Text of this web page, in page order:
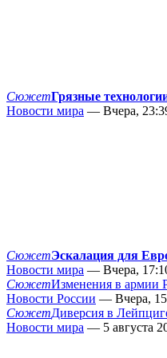
СюжетГрязные
Новости мира — Вчера,
СюжетЭскалация для
Новости мира — Вчера,
СюжетИзменения в армии
Новости России — Вчера,
СюжетДиверсия в
Новости мира — 5 августа